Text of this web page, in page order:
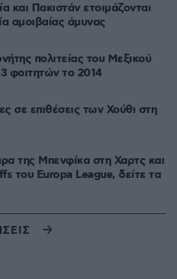
και Πακιστάν ετοιμάζονται
αμοιβαίας άμυνας
πολιτείας του Μεξικού
φοιτητών το 2014
σε επιθέσεις των Χούθι στη
της Μπενφίκα στη Χαρτς και
του Europa League, δείτε τα